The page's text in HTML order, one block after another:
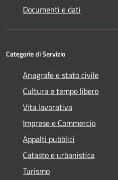
Documenti e dati
Categorie di Servizio
Anagrafe e stato civile
Cultura e tempo libero
Vita lavorativa
Imprese e Commercio
Appalti pubblici
Catasto e urbanistica
Turismo